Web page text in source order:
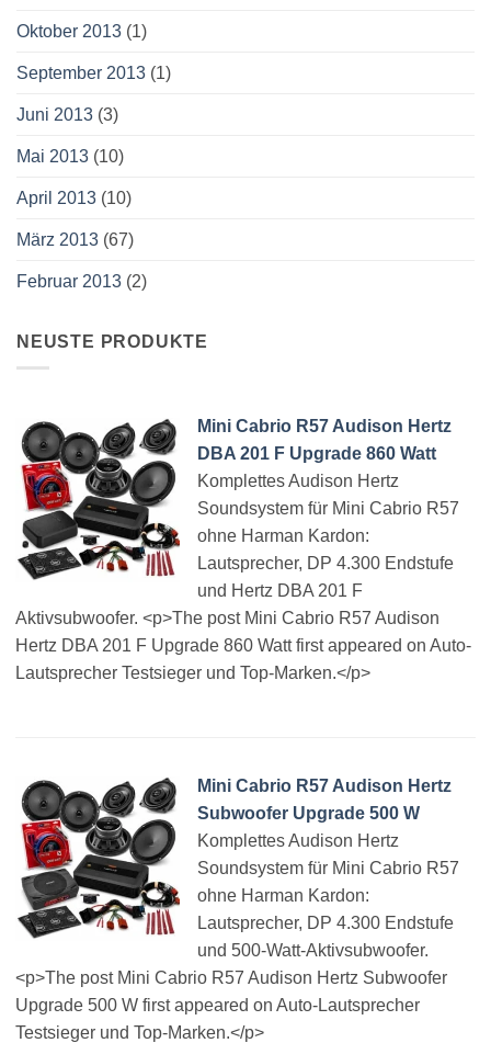
Oktober 2013 (1)
September 2013 (1)
Juni 2013 (3)
Mai 2013 (10)
April 2013 (10)
März 2013 (67)
Februar 2013 (2)
NEUSTE PRODUKTE
Mini Cabrio R57 Audison Hertz
DBA 201 F Upgrade 860 Watt
Komplettes Audison Hertz
Soundsystem für Mini Cabrio R57
ohne Harman Kardon:
Lautsprecher, DP 4.300 Endstufe
und Hertz DBA 201 F
Aktivsubwoofer. <p>The post Mini Cabrio R57 Audison
Hertz DBA 201 F Upgrade 860 Watt first appeared on Auto-
Lautsprecher Testsieger und Top-Marken.</p>
Mini Cabrio R57 Audison Hertz
Subwoofer Upgrade 500 W
Komplettes Audison Hertz
Soundsystem für Mini Cabrio R57
ohne Harman Kardon:
Lautsprecher, DP 4.300 Endstufe
und 500-Watt-Aktivsubwoofer.
<p>The post Mini Cabrio R57 Audison Hertz Subwoofer
Upgrade 500 W first appeared on Auto-Lautsprecher
Testsieger und Top-Marken.</p>